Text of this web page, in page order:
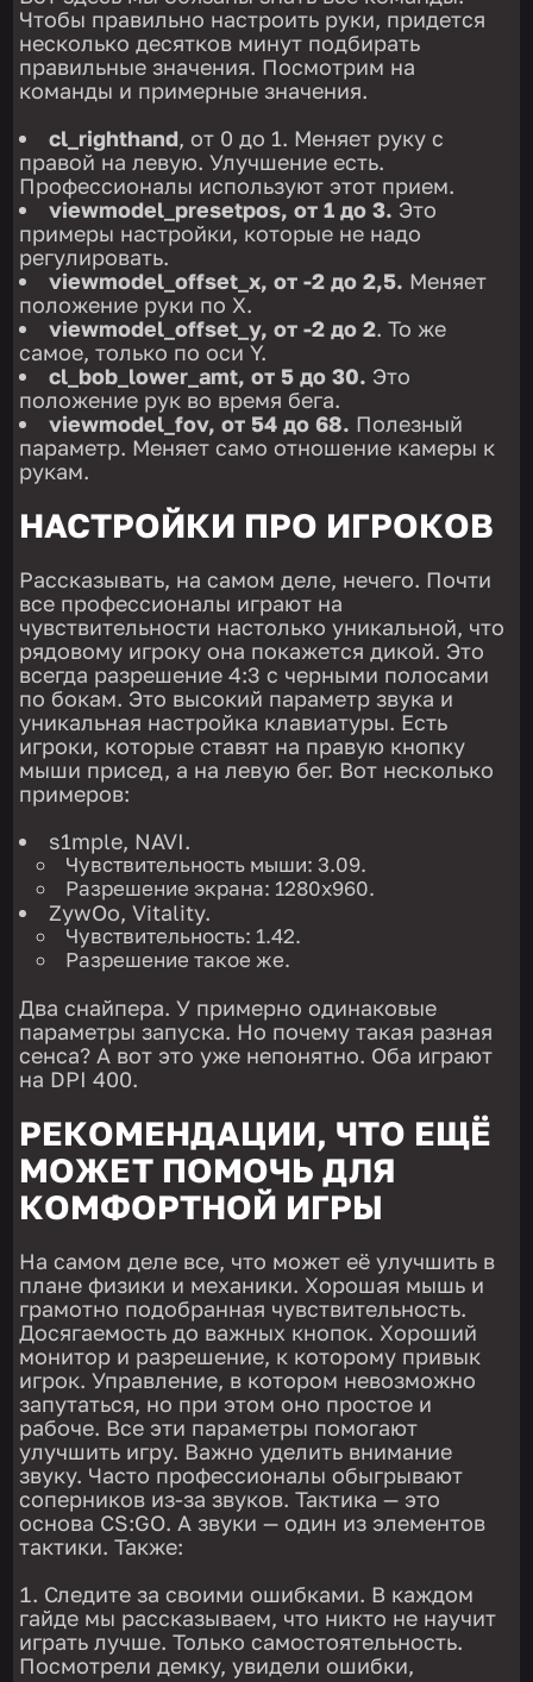
Чтобы правильно настроить руки, придется
несколько десятков минут подбирать
правильные значения. Посмотрим на
команды и примерные значения.
cl_righthand, от 0 до 1. Меняет руку с
правой на левую. Улучшение есть.
Профессионалы используют этот прием.
viewmodel_presetpos, от 1 до 3. Это
примеры настройки, которые не надо
регулировать.
viewmodel_offset_x, от -2 до 2,5. Меняет
положение руки по X.
viewmodel_offset_y, от -2 до 2. То же
самое, только по оси Y.
cl_bob_lower_amt, от 5 до 30. Это
положение рук во время бега.
viewmodel_fov, от 54 до 68. Полезный
параметр. Меняет само отношение камеры к
рукам.
НАСТРОЙКИ ПРО ИГРОКОВ
Рассказывать, на самом деле, нечего. Почти
все профессионалы играют на
чувствительности настолько уникальной, что
рядовому игроку она покажется дикой. Это
всегда разрешение 4:3 с черными полосами
по бокам. Это высокий параметр звука и
уникальная настройка клавиатуры. Есть
игроки, которые ставят на правую кнопку
мыши присед, а на левую бег. Вот несколько
примеров:
s1mple, NAVI.
Чувствительность мыши: 3.09.
Разрешение экрана: 1280х960.
ZywOo, Vitality.
Чувствительность: 1.42.
Разрешение такое же.
Два снайпера. У примерно одинаковые
параметры запуска. Но почему такая разная
сенса? А вот это уже непонятно. Оба играют
на DPI 400.
РЕКОМЕНДАЦИИ, ЧТО ЕЩЁ
МОЖЕТ ПОМОЧЬ ДЛЯ
КОМФОРТНОЙ ИГРЫ
На самом деле все, что может её улучшить в
плане физики и механики. Хорошая мышь и
грамотно подобранная чувствительность.
Досягаемость до важных кнопок. Хороший
монитор и разрешение, к которому привык
игрок. Управление, в котором невозможно
запутаться, но при этом оно простое и
рабоче. Все эти параметры помогают
улучшить игру. Важно уделить внимание
звуку. Часто профессионалы обыгрывают
соперников из-за звуков. Тактика — это
основа CS:GO. А звуки — один из элементов
тактики. Также:
Следите за своими ошибками. В каждом
гайде мы рассказываем, что никто не научит
играть лучше. Только самостоятельность.
Посмотрели демку, увидели ошибки,